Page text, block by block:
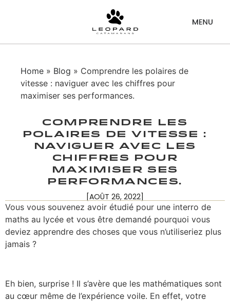
Home » Blog » Comprendre les polaires de
vitesse : naviguer avec les chiffres pour
maximiser ses performances.
Comprendre les
polaires de vitesse :
naviguer avec les
chiffres pour
maximiser ses
performances.
[AOÛT 26, 2022]
Vous vous souvenez avoir étudié pour une interro de
maths au lycée et vous être demandé pourquoi vous
deviez apprendre des choses que vous n’utiliseriez plus
jamais ?
Eh bien, surprise ! Il s’avère que les mathématiques sont
au cœur même de l’expérience voile. En effet, votre